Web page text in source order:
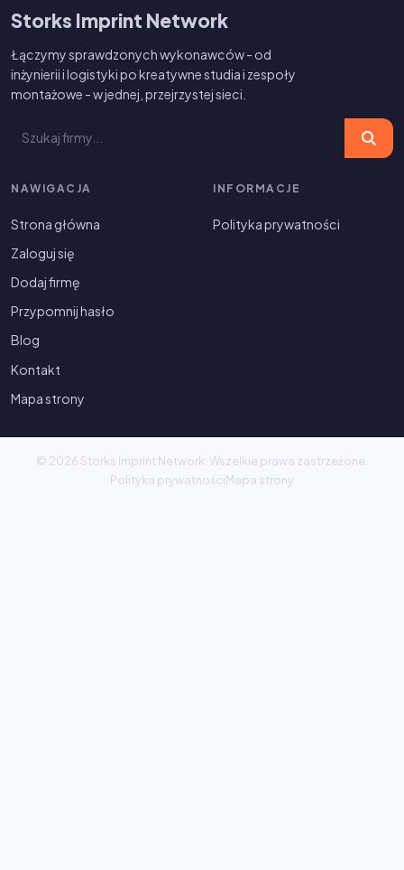
Storks Imprint Network
Łączymy sprawdzonych wykonawców - od
inżynierii i logistyki po kreatywne studia i zespoły
montażowe - w jednej, przejrzystej sieci.
NAWIGACJA
Strona główna
Zaloguj się
Dodaj firmę
Przypomnij hasło
Blog
Kontakt
Mapa strony
INFORMACJE
Polityka prywatności
© 2026 Storks Imprint Network. Wszelkie prawa zastrzeżone.
Polityka prywatnościMapa strony